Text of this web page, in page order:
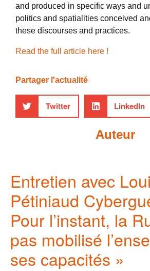
and produced in specific ways and
politics and spatialities conceived
these discourses and practices.
Read the full article here !
Partager l'actualité
Twitter LinkedIn
Auteur
Entretien avec
Pétiniaud
Pour l’instant, la
pas mobilisé
ses capacités »